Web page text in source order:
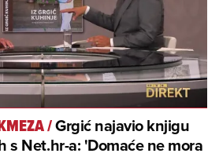
/Grgić najavio knjigu
s Net.hr-a: 'Domaće ne mora